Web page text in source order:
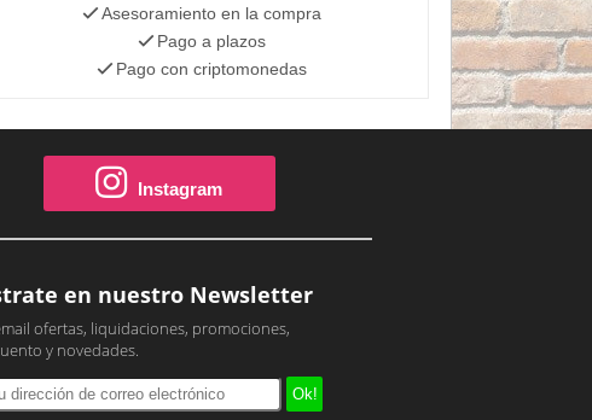
Asesoramiento en la compra
Pago a plazos
Pago con criptomonedas
Instagram
en nuestro Newsletter
ofertas, liquidaciones, promociones,
y novedades.